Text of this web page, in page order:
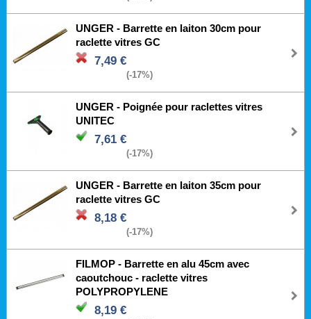
UNGER - Barrette en laiton 30cm pour
raclette vitres GC
7,49 €
(-17%)
UNGER - Poignée pour raclettes vitres
UNITEC
7,61 €
(-17%)
UNGER - Barrette en laiton 35cm pour
raclette vitres GC
8,18 €
(-17%)
FILMOP - Barrette en alu 45cm avec
caoutchouc - raclette vitres
POLYPROPYLENE
8,19 €